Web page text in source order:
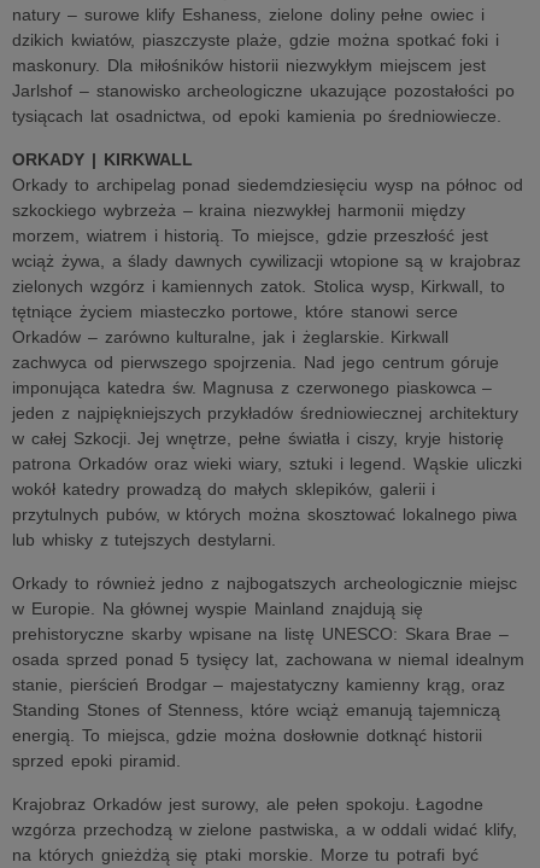
natury – surowe klify Eshaness, zielone doliny pełne owiec i
dzikich kwiatów, piaszczyste plaże, gdzie można spotkać foki i
maskonury. Dla miłośników historii niezwykłym miejscem jest
Jarlshof – stanowisko archeologiczne ukazujące pozostałości po
tysiącach lat osadnictwa, od epoki kamienia po średniowiecze.
ORKADY | KIRKWALL
Orkady to archipelag ponad siedemdziesięciu wysp na północ od
szkockiego wybrzeża – kraina niezwykłej harmonii między
morzem, wiatrem i historią. To miejsce, gdzie przeszłość jest
wciąż żywa, a ślady dawnych cywilizacji wtopione są w krajobraz
zielonych wzgórz i kamiennych zatok. Stolica wysp, Kirkwall, to
tętniące życiem miasteczko portowe, które stanowi serce
Orkadów – zarówno kulturalne, jak i żeglarskie. Kirkwall
zachwyca od pierwszego spojrzenia. Nad jego centrum góruje
imponująca katedra św. Magnusa z czerwonego piaskowca –
jeden z najpiękniejszych przykładów średniowiecznej architektury
w całej Szkocji. Jej wnętrze, pełne światła i ciszy, kryje historię
patrona Orkadów oraz wieki wiary, sztuki i legend. Wąskie uliczki
wokół katedry prowadzą do małych sklepików, galerii i
przytulnych pubów, w których można skosztować lokalnego piwa
lub whisky z tutejszych destylarni.
Orkady to również jedno z najbogatszych archeologicznie miejsc
w Europie. Na głównej wyspie Mainland znajdują się
prehistoryczne skarby wpisane na listę UNESCO: Skara Brae –
osada sprzed ponad 5 tysięcy lat, zachowana w niemal idealnym
stanie, pierścień Brodgar – majestatyczny kamienny krąg, oraz
Standing Stones of Stenness, które wciąż emanują tajemniczą
energią. To miejsca, gdzie można dosłownie dotknąć historii
sprzed epoki piramid.
Krajobraz Orkadów jest surowy, ale pełen spokoju. Łagodne
wzgórza przechodzą w zielone pastwiska, a w oddali widać klify,
na których gnieżdżą się ptaki morskie. Morze tu potrafi być